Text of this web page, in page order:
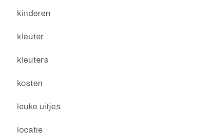
kinderen
kleuter
kleuters
kosten
leuke uitjes
locatie